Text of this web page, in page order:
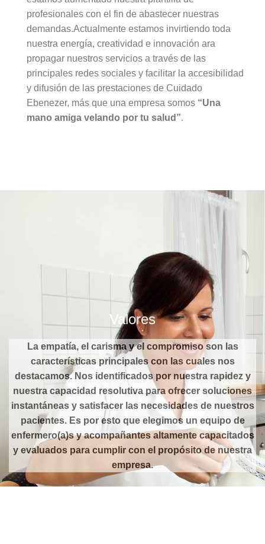
profesionales con el fin de abastecer nuestras
demandas.Actualmente estamos invirtiendo toda
nuestra energía, creatividad e innovación ara
propagar nuestros servicios a través de las
principales redes sociales y facilitar la accesibilidad
y difusión de las prestaciones de Cuidado
Ebenezer, más que una empresa somos “Una
mano amiga velando por tu salud”.
Valores
La empatía, el carisma y el compromiso son las
características principales con las cuales nos
destacamos. Nos identificados por nuestra rapidez y
nuestra capacidad resolutiva para ofrecer soluciones
instantáneas y satisfacer las necesidades de nuestros
pacientes. Es por esto que elegimos un equipo de
enfermero(a)s y acompañantes altamente capacitados
y evaluados para cumplir con el propósito de nuestra
empresa.